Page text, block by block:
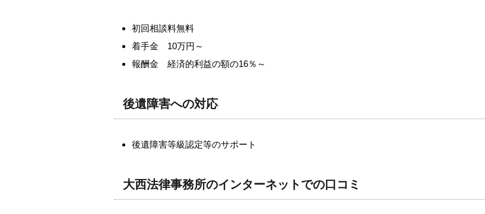
初回相談料無料
着手金 10万円～
報酬金 経済的利益の額の16％～
後遺障害への対応
後遺障害等級認定等のサポート
大西法律事務所のインターネットでの口コミ